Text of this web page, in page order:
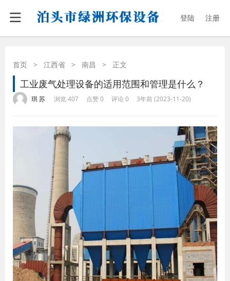
登陆 注册
首页 > 江西省 > 南昌 > 正文
工业废气处理设备的适用范围和管理是什么？
琪 苏 浏览 407 点赞 0 评论 0 3年前 (2023-11-20)